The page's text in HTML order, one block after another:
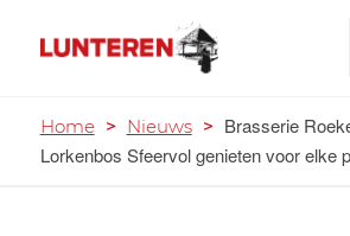
Home > Nieuws > Brasserie
Lorkenbos Sfeervol genieten voor elke